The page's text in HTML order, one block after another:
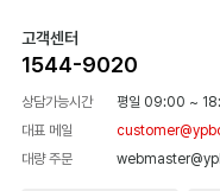
고객센터
1544-9020
상담가능시간 평일 09:00 ~
대표 메일
대량 주문